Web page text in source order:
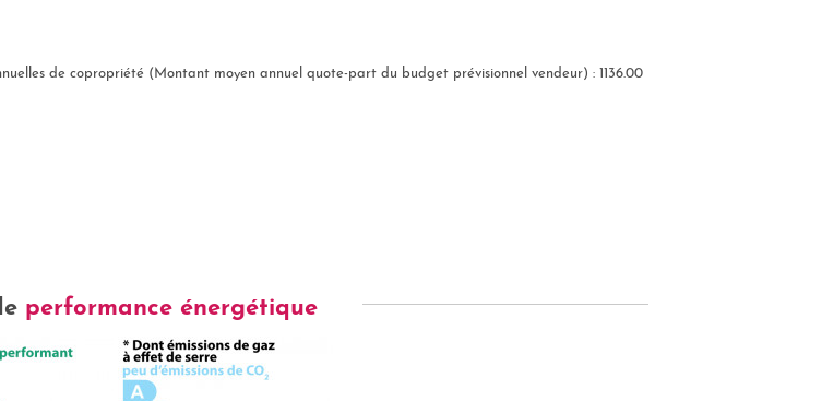
de copropriété (Montant moyen annuel quote-part du budget prévisionnel vendeur) : 1136.00
performance énergétique